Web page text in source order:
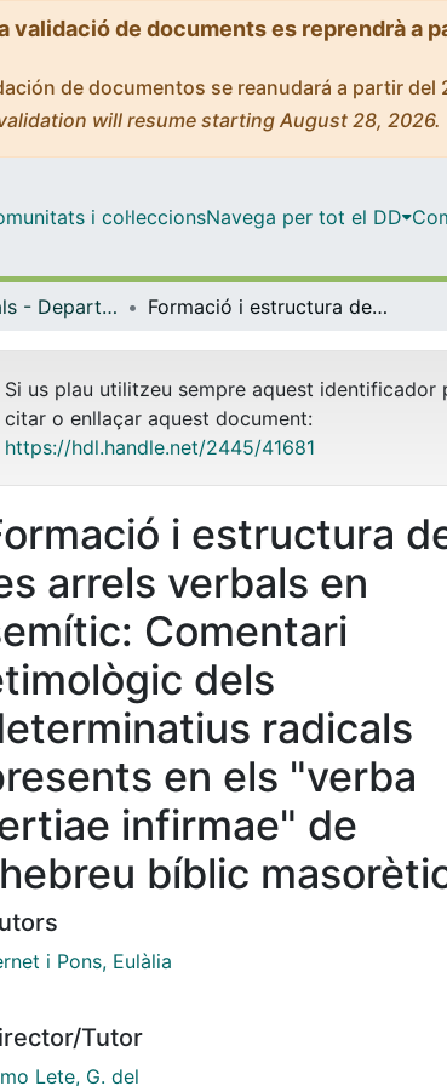
validació de documents es reprendrà a
de documentos se reanudará a partir
will resume starting August 28,
i col·leccionsNavega per tot el DD
Tesis Doctorals - Departament - Filologia Semítica Formació i estructura de les arrels verbals en semític: Comentari etimològic dels determinatius radicals presents en els "verba tertiae infirmae" de l'hebreu bíblic masorètic
Si us plau utilitzeu sempre aquest identificador
citar o enllaçar aquest document:
https://hdl.handle.net/2445/41681
i estructura
arrels verbals en
Comentari
dels
radicals
en els "verba
infirmae" de
bíblic
i Pons, Eulàlia
Tutor
Lete, G. del